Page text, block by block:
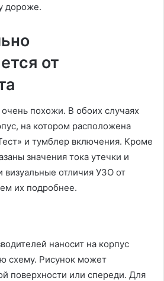
дороже.
от
похожи. В обоих случаях
на котором расположена
и тумблер включения. Кроме
значения тока утечки и
визуальные отличия УЗО от
их подробнее.
наносит на корпус
схему. Рисунок может
поверхности или спереди. Для